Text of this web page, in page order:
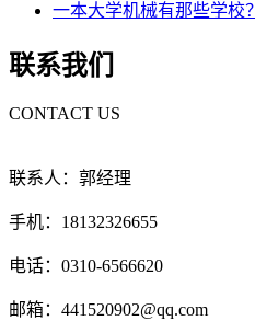
一本大学机械有那些学校？
联系我们
CONTACT US
联系人：郭经理
手机：18132326655
电话：0310-6566620
邮箱：441520902@qq.com